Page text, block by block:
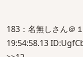
183：名無しさん＠
19:54:58.13